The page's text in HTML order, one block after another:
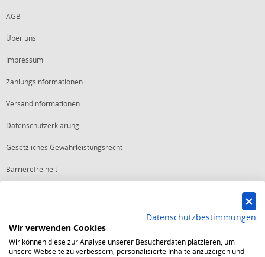
AGB
Über uns
Impressum
Zahlungsinformationen
Versandinformationen
Datenschutzerklärung
Gesetzliches Gewährleistungsrecht
Barrierefreiheit
Starker Service
Shops mit dem Excellent Shop Award stehen seit mehr als 5,
10, 15 oder 20 Jahren für ein sicheres und angenehmes
Datenschutzbestimmungen
Wir verwenden Cookies
Wir können diese zur Analyse unserer Besucherdaten platzieren, um
unsere Webseite zu verbessern, personalisierte Inhalte anzuzeigen und